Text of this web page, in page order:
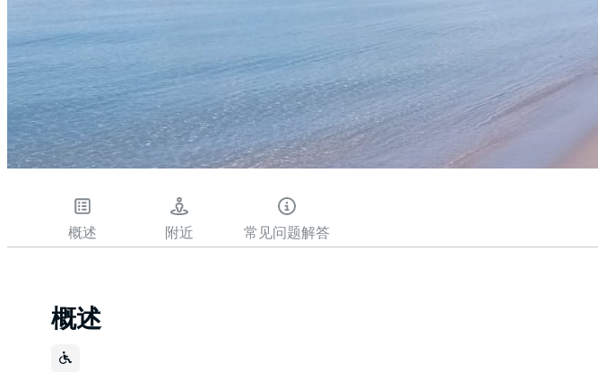
概述 附近 常见问题解答
概述